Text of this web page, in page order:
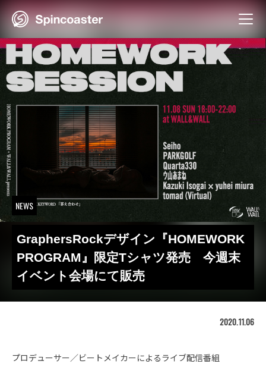
Skip
NEWS
GraphersRockデザイン『HOMEWORK
PROGRAM』限定Tシャツ発売 今週末
イベント会場にて販売
2020.11.06
プロデューサー／ビートメイカーによるライブ配信番組